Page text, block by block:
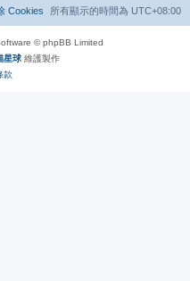
所有顯示的時間為 UTC+08:00
Cookies
© phpBB Limited
星球 維護製作
款